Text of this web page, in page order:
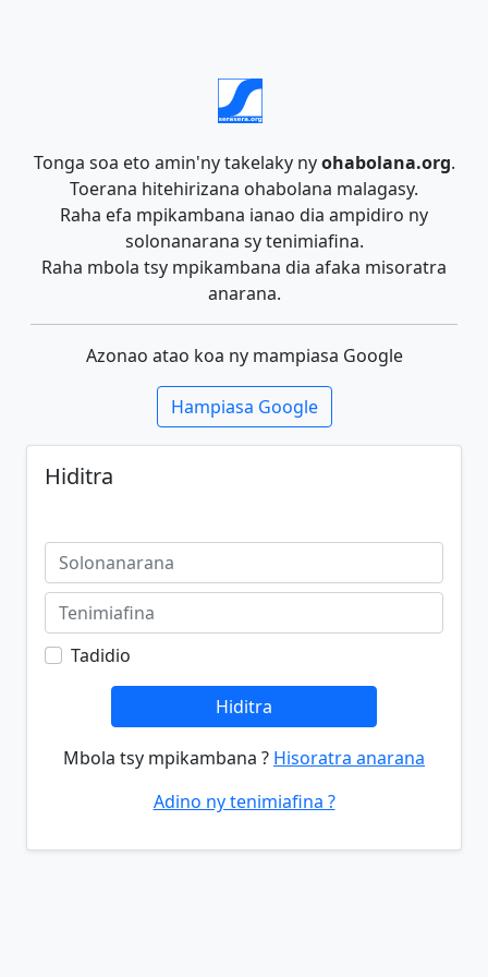
Tonga soa eto amin'ny takelaky nyohabolana.org.
Toerana hitehirizana ohabolana malagasy.
Raha efa mpikambana ianao dia ampidiro ny
solonanarana sy tenimiafina.
Raha mbola tsy mpikambana dia afaka misoratra
anarana.
Azonao atao koa ny mampiasa Google
Hampiasa Google
Hiditra
Tadidio
Hiditra
Mbola tsy mpikambana ? Hisoratra anarana
Adino ny tenimiafina ?